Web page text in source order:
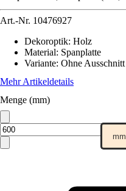
Art.-Nr. 10476927
Dekoroptik: Holz
Material: Spanplatte
Variante: Ohne Ausschnitt
Mehr Artikeldetails
Menge (mm)
mm